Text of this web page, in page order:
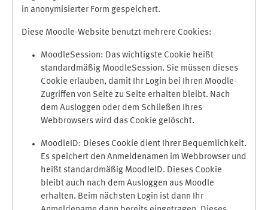
in anonymisierter Form gespeichert.
Diese Moodle-Website benutzt mehrere Cookies:
MoodleSession: Das wichtigste Cookie heißt
standardmäßig MoodleSession. Sie müssen dieses
Cookie erlauben, damit Ihr Login bei Ihren Moodle-
Zugriffen von Seite zu Seite erhalten bleibt. Nach
dem Ausloggen oder dem Schließen Ihres
Webbrowsers wird das Cookie gelöscht.
MoodleID: Dieses Cookie dient Ihrer Bequemlichkeit.
Es speichert den Anmeldenamen im Webbrowser und
heißt standardmäßig MoodleID. Dieses Cookie
bleibt auch nach dem Ausloggen aus Moodle
erhalten. Beim nächsten Login ist dann Ihr